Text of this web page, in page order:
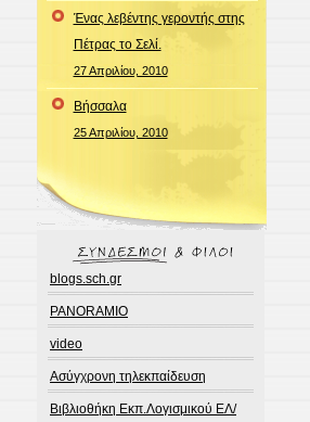
Ένας λεβέντης γεροντής στης
Πέτρας το Σελί.
27 Απριλίου, 2010
Bήσσαλα
25 Απριλίου, 2010
blogs.sch.gr
PANORAMIO
video
Ασύγχρονη τηλεκπαίδευση
Βιβλιοθήκη Εκπ.Λογισμικού ΕΛ/